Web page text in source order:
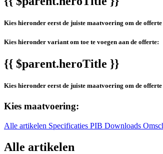
Kies hieronder eerst de juiste maatvoering om de
Kies hieronder variant om toe te voegen aan de offerte:
{{ $parent.heroTitle }}
Kies hieronder eerst de juiste maatvoering om de
Kies maatvoering:
Alle artikelen Specificaties PIB Downloads
Alle artikelen